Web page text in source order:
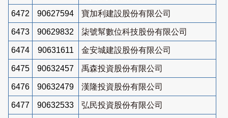
6472 90627594 寶加利建設股份有限公司
6473 90629832 柒號幫數位科技股份有限公司
6474 90631611 金安城建設股份有限公司
6475 90632457 禹森投資股份有限公司
6476 90632479 漢隆投資股份有限公司
6477 90632533 弘民投資股份有限公司